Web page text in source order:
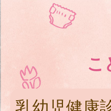
こ
乳幼児健康